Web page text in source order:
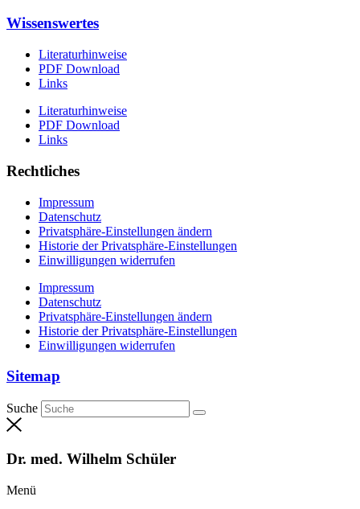
Wissenswertes
Literaturhinweise
PDF Download
Links
Literaturhinweise
PDF Download
Links
Rechtliches
Impressum
Datenschutz
Privatsphäre-Einstellungen ändern
Historie der Privatsphäre-Einstellungen
Einwilligungen widerrufen
Impressum
Datenschutz
Privatsphäre-Einstellungen ändern
Historie der Privatsphäre-Einstellungen
Einwilligungen widerrufen
Sitemap
Suche
Dr. med. Wilhelm Schüler
Menü